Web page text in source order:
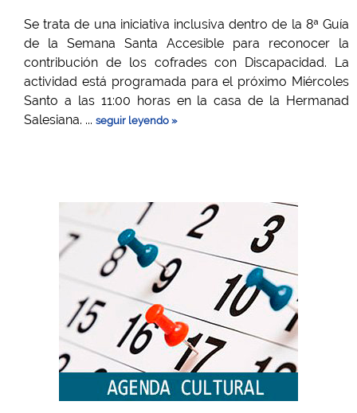
Se trata de una iniciativa inclusiva dentro de la 8ª Guía
de la Semana Santa Accesible para reconocer la
contribución de los cofrades con Discapacidad. La
actividad está programada para el próximo Miércoles
Santo a las 11:00 horas en la casa de la Hermanad
Salesiana. ... seguir leyendo »